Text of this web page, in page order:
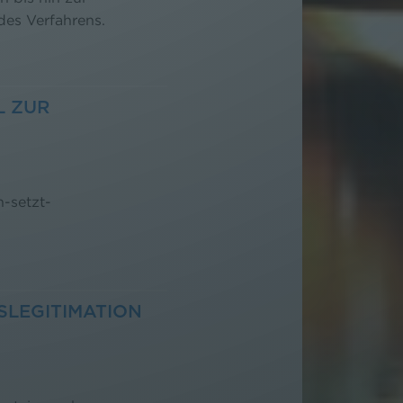
Verfahrens.
ZUR
setzt-